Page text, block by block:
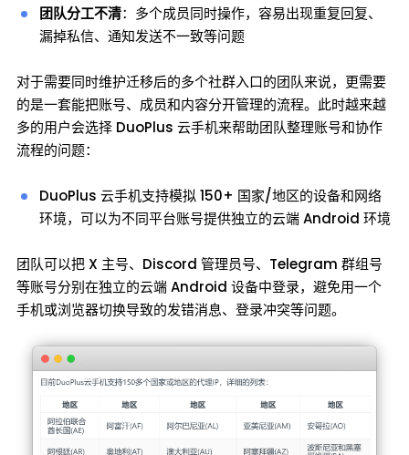
团队分工不清：多个成员同时操作，容易出现重复回复、
漏掉私信、通知发送不一致等问题
对于需要同时维护迁移后的多个社群入口的团队来说，更需要
的是一套能把账号、成员和内容分开管理的流程。此时越来越
多的用户会选择 DuoPlus 云手机来帮助团队整理账号和协作
流程的问题：
DuoPlus 云手机支持模拟 150+ 国家/地区的设备和网络
环境，可以为不同平台账号提供独立的云端 Android 环境
团队可以把 X 主号、Discord 管理员号、Telegram 群组号
等账号分别在独立的云端 Android 设备中登录，避免用一个
手机或浏览器切换导致的发错消息、登录冲突等问题。